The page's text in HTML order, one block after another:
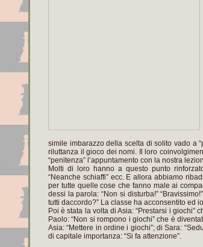
simile imbarazzo della scelta di solito vado a
riluttanza il gioco dei nomi. Il loro
“penitenza” l’appuntamento con la nostra
Molti di loro hanno a questo punto
“Neanche schiaffi” ecc. E allora abbiamo
per tutte quelle cose che fanno male ai
dessi la parola: “Non si disturba!”
tutti daccordo?” La classe ha acconsentito ed
Poi è stata la volta di Asia: “Prestarsi i giochi”
Paolo: “Non si rompono i giochi” che è
Asia: “Mettere in ordine i giochi”; di Sara:
di capitale importanza: “Si fa attenzione”.